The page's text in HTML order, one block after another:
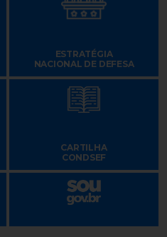
ESTRATÉGIA
NACIONAL DE DEFESA
CARTILHA
CONDSEF